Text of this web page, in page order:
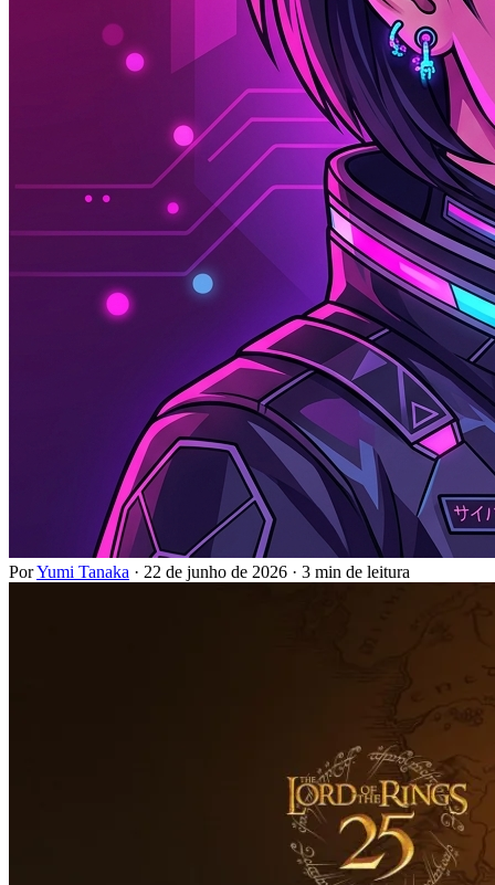
PorYumi Tanaka · 22 de junho de 2026 · 3 min de leitura